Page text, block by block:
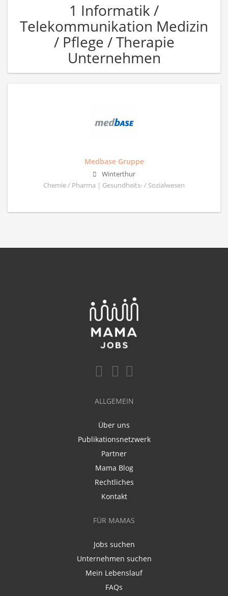
1 Informatik /
Telekommunikation Medizin
/ Pflege / Therapie
Unternehmen
Medbase Gruppe
Winterthur
Chemie / Pharma | Gesundheits- / Sozialwesen
ALLGEMEIN
Über uns
Publikationsnetzwerk
Partner
Mama Blog
Rechtliches
Kontakt
FÜR MAMAS
Jobs suchen
Unternehmen suchen
Mein Lebenslauf
FAQs